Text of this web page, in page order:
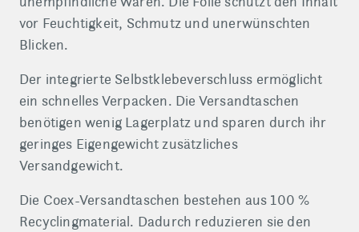
vor Feuchtigkeit, Schmutz und unerwünschten
Blicken.
Der integrierte Selbstklebeverschluss ermöglicht
ein schnelles Verpacken. Die Versandtaschen
benötigen wenig Lagerplatz und sparen durch ihr
geringes Eigengewicht zusätzliches
Versandgewicht.
Die Coex-Versandtaschen bestehen aus 100 %
Recyclingmaterial. Dadurch reduzieren sie den